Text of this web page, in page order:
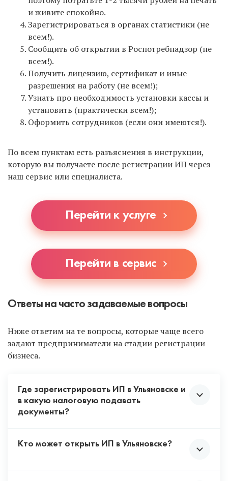
Интернет-бухгалтерия «Мое дело»
отличный вариант. Сервис не дает 1 года
бесплатно, но по отзывам предпринимателей
имеет чуть больший функционал, и можно
полноценно работать даже на ОСНО. Мы тоже
являемся пользователями «Моего дела», поэтому
смело можем рекомендовать. Можете
зарегистрироваться поЭТОЙ ССЫЛКЕ
и живите спокойно.
Зарегистрироваться в органах статистики (не
всем!).
Сообщить об открытии в Роспотребнадзор (не
всем!).
Получить лицензию, сертификат и иные
разрешения на работу (не всем!);
Узнать про необходимость установки кассы и
установить (практически всем!);
Оформить сотрудников (если они имеются!).
По всем пунктам есть разъяснения в инструкции,
которую вы получаете после регистрации ИП через
наш сервис или специалиста.
Перейти к услуге
Перейти в сервис
Ответы на часто задаваемые вопросы
Ниже ответим на те вопросы, которые чаще всего
задают предприниматели на стадии регистрации
бизнеса.
Где зарегистрировать ИП в Ульяновске и
в какую налоговую подавать
документы?
В Ульяновске только одна налоговая, где
Кто может открыть ИП в Ульяновске?